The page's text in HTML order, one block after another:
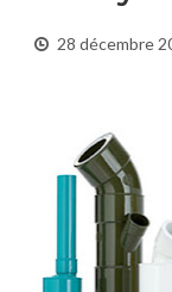
CONTACT
28 décembre